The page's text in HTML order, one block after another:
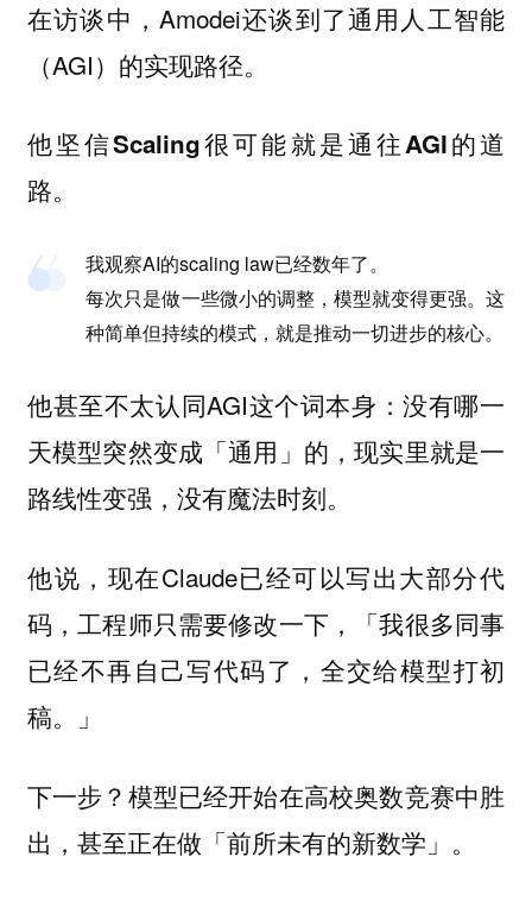
在访谈中，Amodei还谈到了通用人工智能
（AGI）的实现路径。
他坚信Scaling很可能就是通往AGI的道
路。
我观察AI的scaling law已经数年了。
每次只是做一些微小的调整，模型就变得更强。这
种简单但持续的模式，就是推动一切进步的核心。
他甚至不太认同AGI这个词本身：没有哪一
天模型突然变成「通用」的，现实里就是一
路线性变强，没有魔法时刻。
他说，现在Claude已经可以写出大部分代
码，工程师只需要修改一下，「我很多同事
已经不再自己写代码了，全交给模型打初
稿。」
下一步？模型已经开始在高校奥数竞赛中胜
出，甚至正在做「前所未有的新数学」。